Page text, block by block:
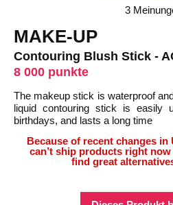
3
MAKE-UP
Contouring Blush Stick -
8 000 punkte
The makeup stick is waterproof
liquid contouring stick is easily
birthdays, and lasts a long time
Because of recent changes in
can’t ship products right now
find great